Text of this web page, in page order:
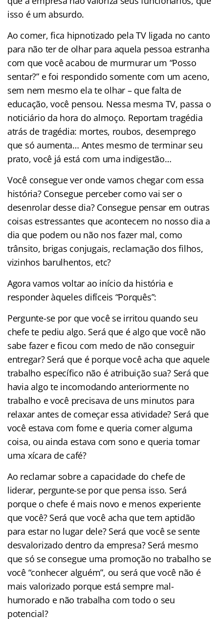
isso é um absurdo.
Ao comer, fica hipnotizado pela TV ligada no canto
para não ter de olhar para aquela pessoa estranha
com que você acabou de murmurar um “Posso
sentar?” e foi respondido somente com um aceno,
sem nem mesmo ela te olhar – que falta de
educação, você pensou. Nessa mesma TV, passa o
noticiário da hora do almoço. Reportam tragédia
atrás de tragédia: mortes, roubos, desemprego
que só aumenta… Antes mesmo de terminar seu
prato, você já está com uma indigestão…
Você consegue ver onde vamos chegar com essa
história? Consegue perceber como vai ser o
desenrolar desse dia? Consegue pensar em outras
coisas estressantes que acontecem no nosso dia a
dia que podem ou não nos fazer mal, como
trânsito, brigas conjugais, reclamação dos filhos,
vizinhos barulhentos, etc?
Agora vamos voltar ao início da história e
responder àqueles difíceis “Porquês”:
Pergunte-se por que você se irritou quando seu
chefe te pediu algo. Será que é algo que você não
sabe fazer e ficou com medo de não conseguir
entregar? Será que é porque você acha que aquele
trabalho específico não é atribuição sua? Será que
havia algo te incomodando anteriormente no
trabalho e você precisava de uns minutos para
relaxar antes de começar essa atividade? Será que
você estava com fome e queria comer alguma
coisa, ou ainda estava com sono e queria tomar
uma xícara de café?
Ao reclamar sobre a capacidade do chefe de
liderar, pergunte-se por que pensa isso. Será
porque o chefe é mais novo e menos experiente
que você? Será que você acha que tem aptidão
para estar no lugar dele? Será que você se sente
desvalorizado dentro da empresa? Será mesmo
que só se consegue uma promoção no trabalho se
você “conhecer alguém”, ou será que você não é
mais valorizado porque está sempre mal-
humorado e não trabalha com todo o seu
potencial?